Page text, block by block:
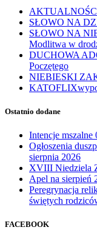
SŁOWO NA
SŁOWO NA
Modlitwa w
DUCHOWA
Poczętego
NIEBIESKI
KATOFLIX
Ostatnio dodane
Intencje mszalne
Ogłoszenia
sierpnia 2026
XVIII Niedziela
Apel na sierpień
Peregrynacja
świętych
FACEBOOK